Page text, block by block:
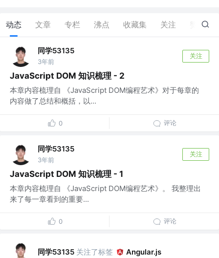
动态 文章 专栏 沸点 收藏集 关注 4
同学53135
3年前
关注
JavaScript DOM 知识梳理 - 2
本章内容梳理自 《JavaScript DOM编程艺术》对于每章的
内容做了总结和概括，以...
0 评论
同学53135
3年前
关注
JavaScript DOM 知识梳理 - 1
本章内容梳理自 《JavaScript DOM编程艺术》。 我整理出
来了每一章看到的重要...
0 评论
同学53135 关注了标签 Angular.js